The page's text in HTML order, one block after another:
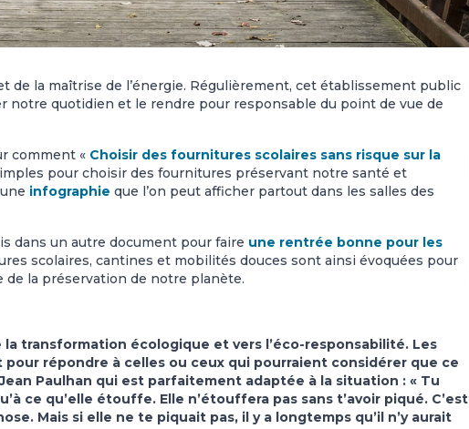
de la maîtrise de l’énergie. Régulièrement, cet établissement public
notre quotidien et le rendre pour responsable du point de vue de
comment « Choisir des fournitures scolaires sans risque sur la
pour choisir des fournitures préservant notre santé et
infographie que l’on peut afficher partout dans les salles des
dans un autre document pour faire une rentrée bonne pour les
scolaires, cantines et mobilités douces sont ainsi évoquées pour
la préservation de notre planète.
la transformation écologique et vers l’éco-responsabilité. Les
pour répondre à celles ou ceux qui pourraient considérer que ce
Paulhan qui est parfaitement adaptée à la situation : « Tu
ce qu’elle étouffe. Elle n’étouffera pas sans t’avoir piqué. C’est
Mais si elle ne te piquait pas, il y a longtemps qu’il n’y aurait